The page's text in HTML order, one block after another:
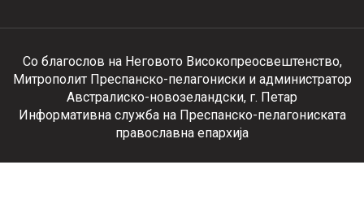
Со благослов на Неговото Високопреосвештенство,
Митрополит Преспанско-пелагониски и администратор
Австралиско-новозеландски, г. Петар
Информативна служба на Преспанско-пелагониската
православна епархија